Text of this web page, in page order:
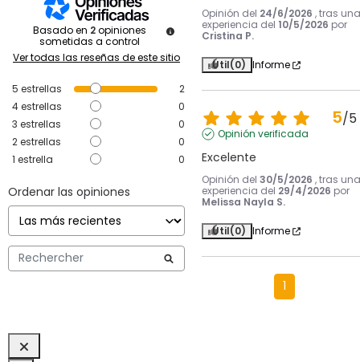
Basado en 2 opiniones
sometidas a control
Ver todas las reseñas de este sitio
5 estrellas
2
4estrellas
0
3 estrellas
0
2estrellas
0
1 estrella 0
Ordenar las opiniones
Opinión del 24/6/2026 , tras una
experiencia del 10/5/2026 por
Cristina P.
Útil(0) Informe
5/5
Opinión verificada
Excelente
Opinión del 30/5/2026 , tras una
experiencia del 29/4/2026 por
Melissa Nayla S.
Útil(0) Informe
1